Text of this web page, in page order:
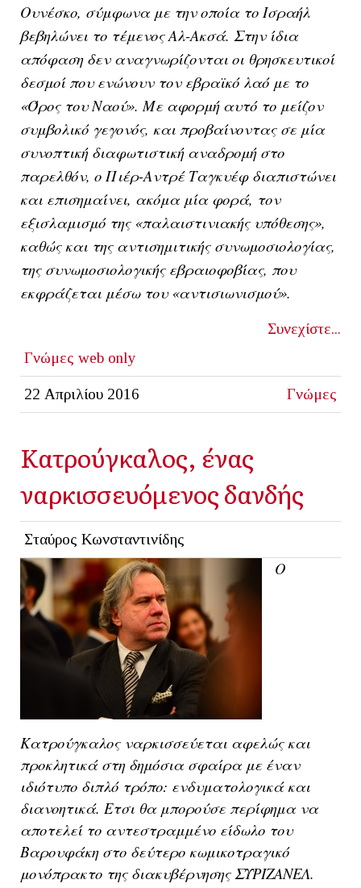
Ουνέσκο, σύμφωνα με την οποία το Ισραήλ
βεβηλώνει το τέμενος Αλ-Ακσά. Στην ίδια
απόφαση δεν αναγνωρίζονται οι θρησκευτικοί
δεσμοί που ενώνουν τον εβραϊκό λαό με το
«Όρος του Ναού». Με αφορμή αυτό το μείζον
συμβολικό γεγονός, και προβαίνοντας σε μία
συνοπτική διαφωτιστική αναδρομή στο
παρελθόν, ο Πιέρ-Αντρέ Ταγκυέφ διαπιστώνει
και επισημαίνει, ακόμα μία φορά, τον
εξισλαμισμό της «παλαιστινιακής υπόθεσης»,
καθώς και της αντισημιτικής συνωμοσιολογίας,
της συνωμοσιολογικής εβραιοφοβίας, που
εκφράζεται μέσω του «αντισιωνισμού».
Συνεχίστε...
Γνώμες web only
22 Απριλίου 2016 Γνώμες
Κατρούγκαλος, ένας
ναρκισσευόμενος δανδής
Σταύρος Κωνσταντινίδης
Ο
Κατρούγκαλος ναρκισσεύεται αφελώς και
προκλητικά στη δημόσια σφαίρα με έναν
ιδιότυπο διπλό τρόπο: ενδυματολογικά και
διανοητικά. Ετσι θα μπορούσε περίφημα να
αποτελεί το αντεστραμμένο είδωλο του
Βαρουφάκη στο δεύτερο κωμικοτραγικό
μονόπρακτο της διακυβέρνησης ΣΥΡΙΖΑΝΕΛ.